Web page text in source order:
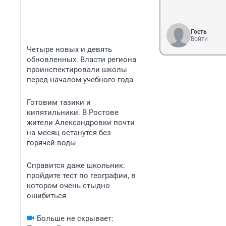
Четыре новых и девять
обновленных. Власти региона
проинспектировали школы
перед началом учебного года
Готовим тазики и
кипятильники. В Ростове
жители Александровки почти
на месяц останутся без
горячей воды
Справится даже школьник:
пройдите тест по географии, в
котором очень стыдно
ошибиться
Больше не скрывает:
Гость
Войти